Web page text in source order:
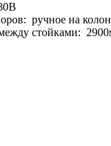
ручное на
стойками: